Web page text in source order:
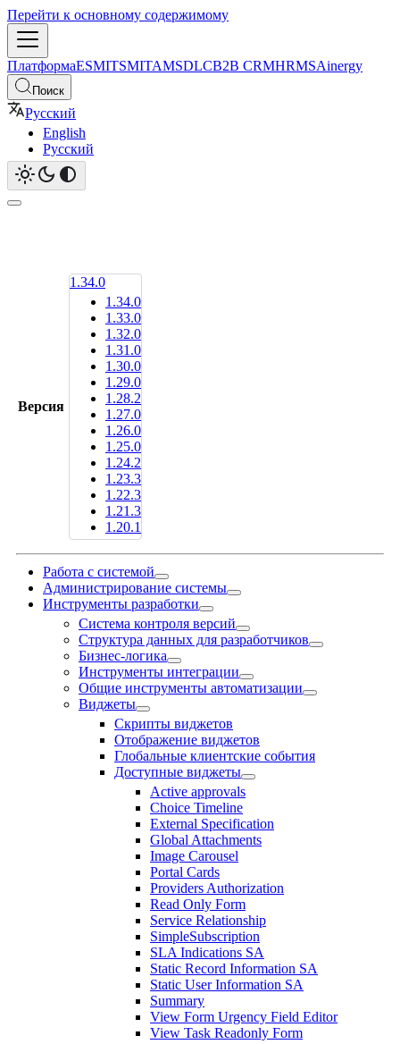
Перейти к основному содержимому
ПлатформаESMITSMITAMSDLCB2B CRMHRMSAinergy
Поиск
Русский
English
Русский
Версия
1.34.0
1.34.0
1.33.0
1.32.0
1.31.0
1.30.0
1.29.0
1.28.2
1.27.0
1.26.0
1.25.0
1.24.2
1.23.3
1.22.3
1.21.3
1.20.1
Работа с системой
Администрирование системы
Инструменты разработки
Система контроля версий
Структура данных для разработчиков
Бизнес-логика
Инструменты интеграции
Общие инструменты автоматизации
Виджеты
Скрипты виджетов
Отображение виджетов
Глобальные клиентские события
Доступные виджеты
Active approvals
Choice Timeline
External Specification
Global Attachments
Image Carousel
Portal Cards
Providers Authorization
Read Only Form
Service Relationship
SimpleSubscription
SLA Indications SA
Static Record Information SA
Static User Information SA
Summary
View Form Urgency Field Editor
View Task Readonly Form